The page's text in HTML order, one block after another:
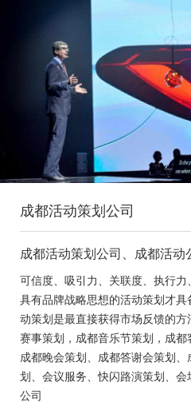
成都活动策划公司
成都活动策划公司、成都活
司、成都庆典活动策划公司、
都音乐节策划公司、成都年会
可信度、吸引力、关联度、执行力
具有品牌战略思想的活动策划才
动策划是最直接获得市场反馈的
赛事策划，成都音乐节策划，成都
成都晚会策划、成都答谢会策划
划、会议服务、快闪路演策划、
公司